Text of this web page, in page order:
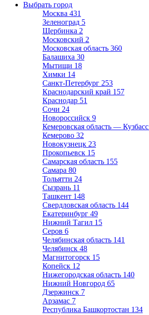
Выбрать город
Москва 431
Зеленоград 5
Щербинка 2
Московский 2
Московская область 360
Балашиха 30
Мытищи 18
Химки 14
Санкт-Петербург 253
Краснодарский край 157
Краснодар 51
Сочи 24
Новороссийск 9
Кемеровская область — Кузбасс
Кемерово 32
Новокузнецк 23
Прокопьевск 15
Самарская область 155
Самара 80
Тольятти 24
Сызрань 11
Ташкент 148
Свердловская область 144
Екатеринбург 49
Нижний Тагил 15
Серов 6
Челябинская область 141
Челябинск 48
Магнитогорск 15
Копейск 12
Нижегородская область 140
Нижний Новгород 65
Дзержинск 7
Арзамас 7
Республика Башкортостан 134